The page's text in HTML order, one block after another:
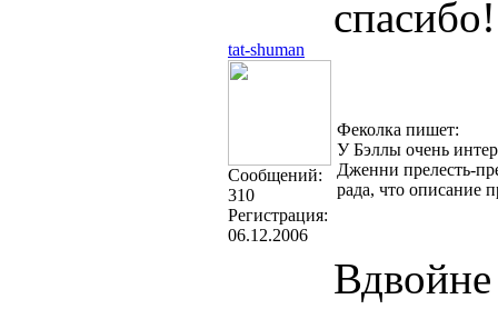
tat-shuman
Cообщений:
310
Регистрация:
06.12.2006
Феколка пишет:
У Бэллы очень
Дженни прелесть-
рада, что описание
Вдвойне